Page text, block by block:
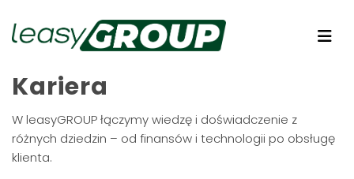
Kariera
W leasyGROUP łączymy wiedzę i doświadczenie z
różnych dziedzin – od finansów i technologii po obsługę
klienta.